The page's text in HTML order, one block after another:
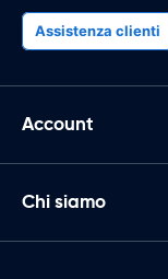
Assistenza clienti
Account
Chi siamo